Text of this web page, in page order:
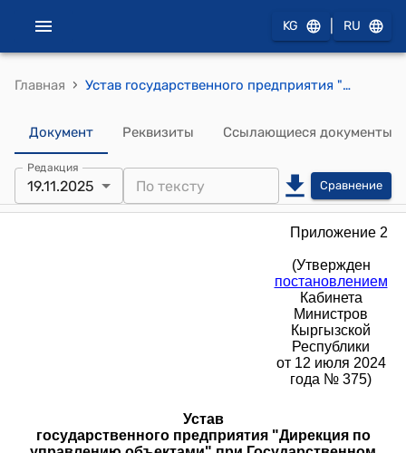
KG RU
Главная › Устав государственного предприятия "Дирекция по управлению объектами" при Государственном агентстве по управлению государственным имуществом при Кабинете Министров Кыргызской Республики (к постановлению Кабинета Министров КР от 12 июля 2024 года № 375)
Документ Реквизиты Ссылающиеся документы
Редакция
19.11.2025 Сравнение